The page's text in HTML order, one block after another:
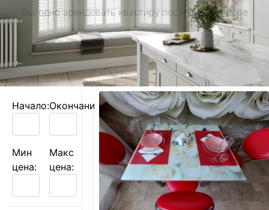
Выгодно арендовать квартиру посуточно в Азове
Начало:Окончание:
Мин
цена:
Макс
цена: